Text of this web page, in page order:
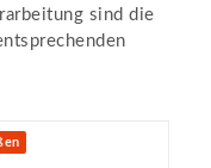
sind die